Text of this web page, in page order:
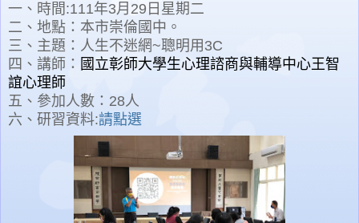
一、時間:111年3月29日星期二
二、地點：本市崇倫國中。
三、主題：人生不迷網~聰明用3C
四、講師： 國立彰師大學生心理諮商與輔導中心王智
誼心理師
五、參加人數：28人
六、研習資料:請點選